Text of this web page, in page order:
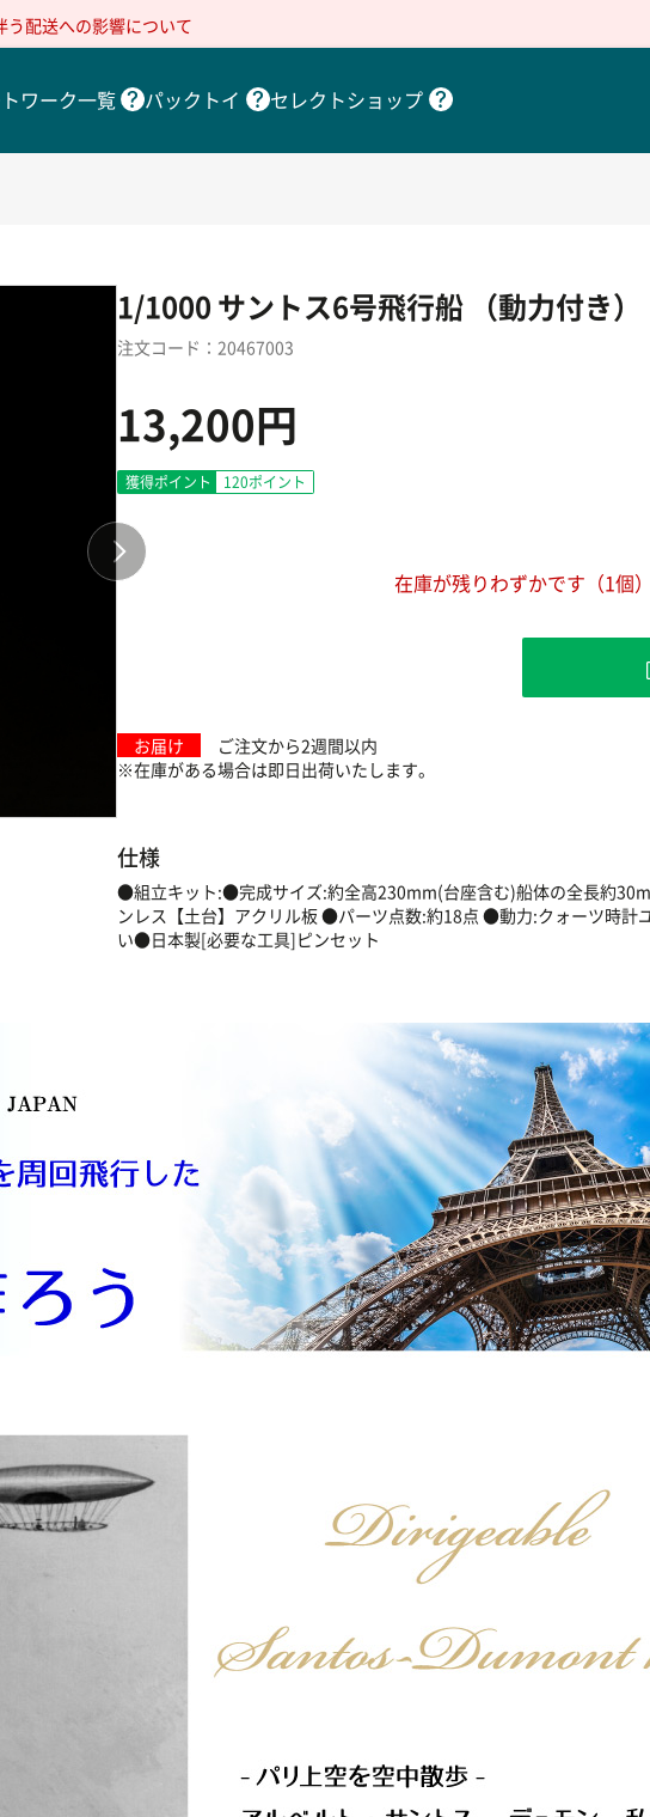
配送への影響について
ワーク一覧 パックトイ セレクトショップ
1/1000 サントス6号飛行船 （動力付き）
注文コード：20467003
13,200円
獲得ポイント 120ポイント
在庫が残りわずかです（1個）
お届け
ご注文から2週間以内
※在庫がある場合は即日出荷いたします。
仕様
●組立キット:●完成サイズ:約全高230mm(台座含む)船体の全長約
ンレス【土台】アクリル板 ●パーツ点数:約18点 ●動力:クォーツ時計
い●日本製[必要な工具]ピンセット